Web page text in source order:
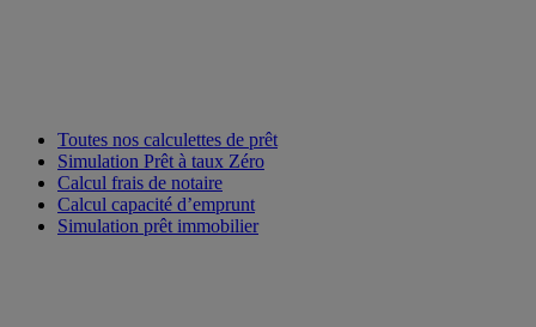
Toutes nos calculettes de prêt
Simulation Prêt à taux Zéro
Calcul frais de notaire
Calcul capacité d’emprunt
Simulation prêt immobilier